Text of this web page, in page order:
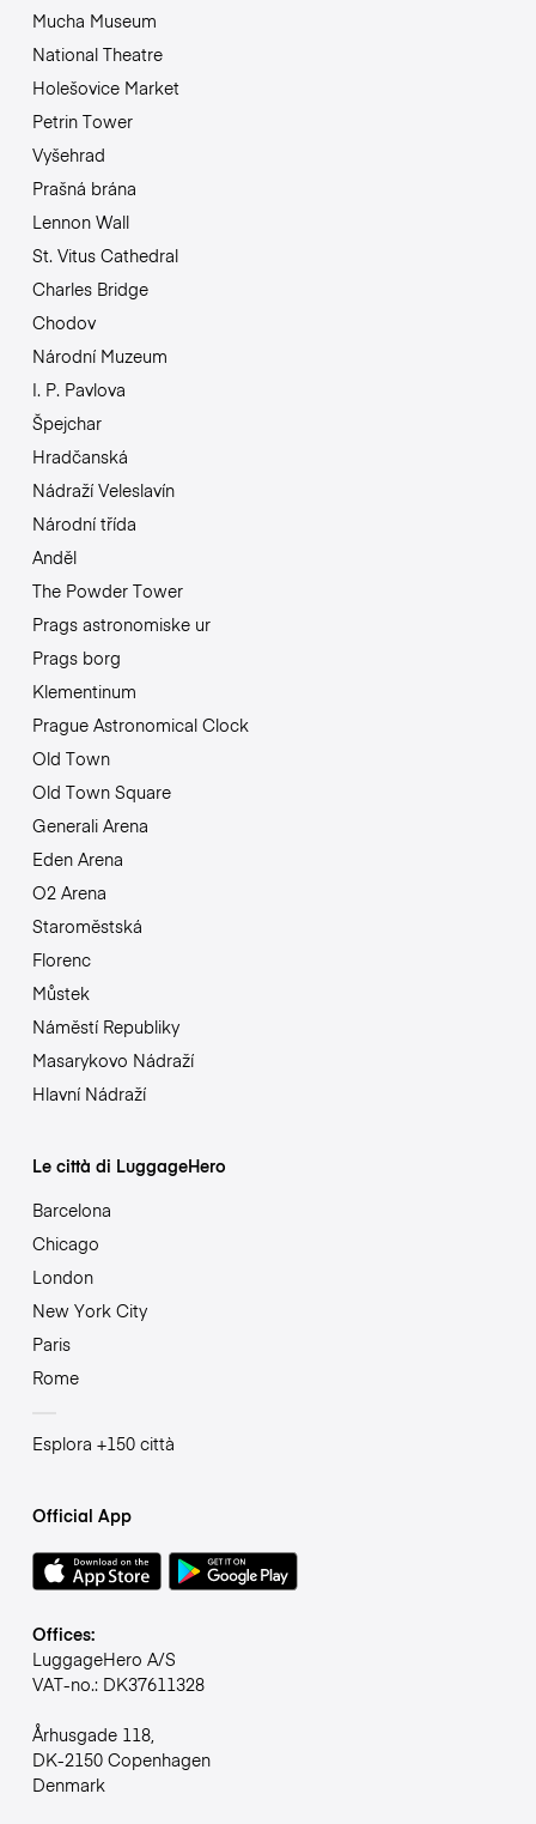
Mucha Museum
National Theatre
Holešovice Market
Petrin Tower
Vyšehrad
Prašná brána
Lennon Wall
St. Vitus Cathedral
Charles Bridge
Chodov
Národní Muzeum
I. P. Pavlova
Špejchar
Hradčanská
Nádraží Veleslavín
Národní třída
Anděl
The Powder Tower
Prags astronomiske ur
Prags borg
Klementinum
Prague Astronomical Clock
Old Town
Old Town Square
Generali Arena
Eden Arena
O2 Arena
Staroměstská
Florenc
Můstek
Náměstí Republiky
Masarykovo Nádraží
Hlavní Nádraží
Le città di LuggageHero
Barcelona
Chicago
London
New York City
Paris
Rome
Esplora +150 città
Official App
Offices:
LuggageHero A/S
VAT-no.: DK37611328
Århusgade 118,
DK-2150 Copenhagen
Denmark